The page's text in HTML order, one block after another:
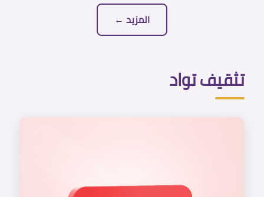
المزيد ←
تثقيف تواد